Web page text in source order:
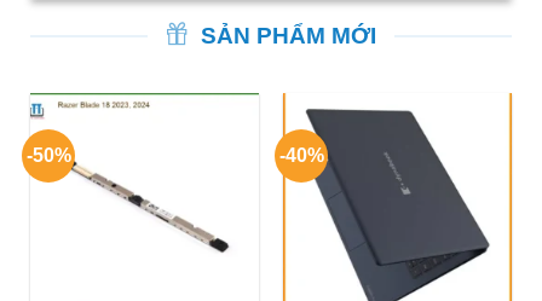
SẢN PHẨM MỚI
-50% -40%